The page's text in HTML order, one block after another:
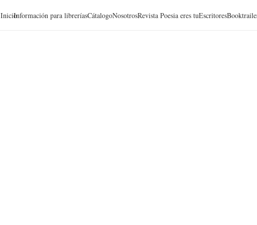
InicioInformación para libreríasCátalogoNosotrosRevista Poesia eres tuEscritores